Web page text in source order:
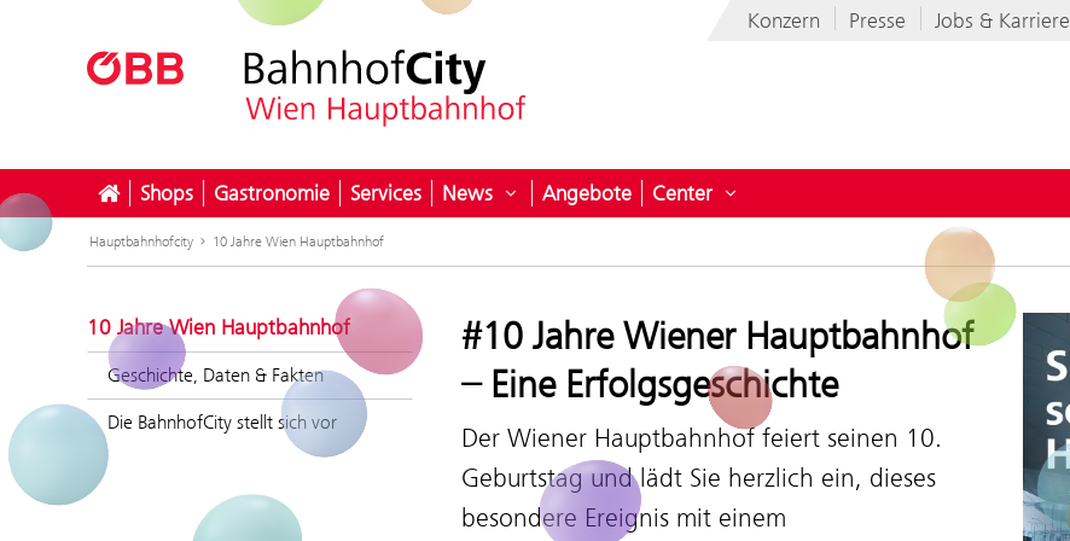
Konzern Presse Jobs & Karriere
Shops Gastronomie Services News Untermenü öffnen für News
Angebote Center Untermenü öffnen für Center
Hauptbahnhofcity 10 Jahre Wien Hauptbahnhof
10 Jahre Wien Hauptbahnhof
Geschichte, Daten & Fakten
Die BahnhofCity stellt sich vor
#10 Jahre Wiener Hauptbahnhof
– Eine Erfolgsgeschichte
Der Wiener Hauptbahnhof feiert seinen 10.
Geburtstag und lädt Sie herzlich ein, dieses
besondere Ereignis mit einem